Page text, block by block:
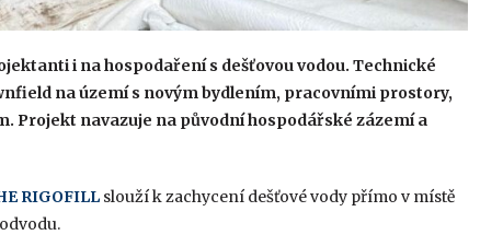
i na hospodaření s dešťovou vodou. Technické
na území s novým bydlením, pracovními prostory,
navazuje na původní hospodářské zázemí a
RIGOFILLslouží k zachycení dešťové vody přímo v místě